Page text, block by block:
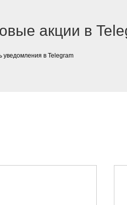
акции в
уведомления в Telegram